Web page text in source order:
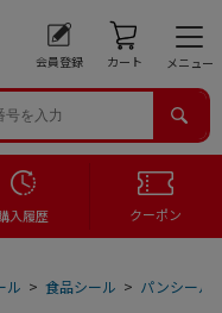
会員登録 カート メニュー
入履歴 クーポン
ル > 食品シール > パンシール